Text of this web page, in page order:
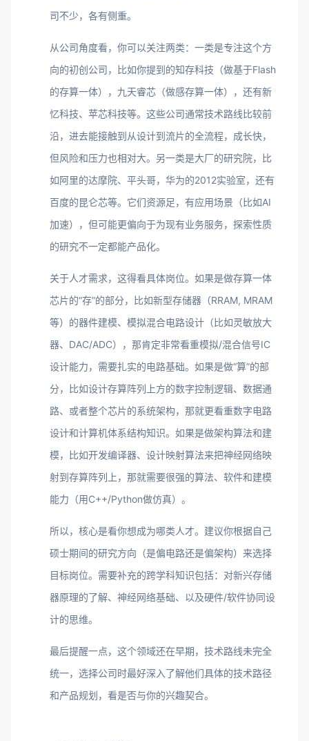
司不少，各有侧重。
从公司角度看，你可以关注两类：一类是专注这个方
向的初创公司，比如你提到的知存科技（做基于Flash
的存算一体），九天睿芯（做感存算一体），还有新
忆科技、苹芯科技等。这些公司通常技术路线比较前
沿，进去能接触到从设计到流片的全流程，成长快，
但风险和压力也相对大。另一类是大厂的研究院，比
如阿里的达摩院、平头哥，华为的2012实验室，还有
百度的昆仑芯等。它们资源足，有应用场景（比如AI
加速），但可能更偏向于为现有业务服务，探索性质
的研究不一定都能产品化。
关于人才需求，这得看具体岗位。如果是做存算一体
芯片的“存”的部分，比如新型存储器（RRAM, MRAM
等）的器件建模、模拟混合电路设计（比如灵敏放大
器、DAC/ADC），那肯定非常看重模拟/混合信号IC
设计能力，需要扎实的电路基础。如果是做“算”的部
分，比如设计存算阵列上方的数字控制逻辑、数据通
路、或者整个芯片的系统架构，那就更看重数字电路
设计和计算机体系结构知识。如果是做架构算法和建
模，比如开发编译器、设计映射算法来把神经网络映
射到存算阵列上，那就需要很强的算法、软件和建模
能力（用C++/Python做仿真）。
所以，核心是看你想成为哪类人才。建议你根据自己
硕士期间的研究方向（是偏电路还是偏架构）来选择
目标岗位。需要补充的跨学科知识包括：对新兴存储
器原理的了解、神经网络基础、以及硬件/软件协同设
计的思维。
最后提醒一点，这个领域还在早期，技术路线未完全
统一，选择公司时最好深入了解他们具体的技术路径
和产品规划，看是否与你的兴趣契合。